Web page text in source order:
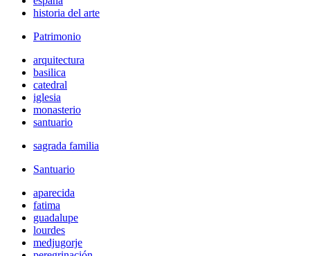
historia del arte
Patrimonio
arquitectura
basilica
catedral
iglesia
monasterio
santuario
sagrada familia
Santuario
aparecida
fatima
guadalupe
lourdes
medjugorje